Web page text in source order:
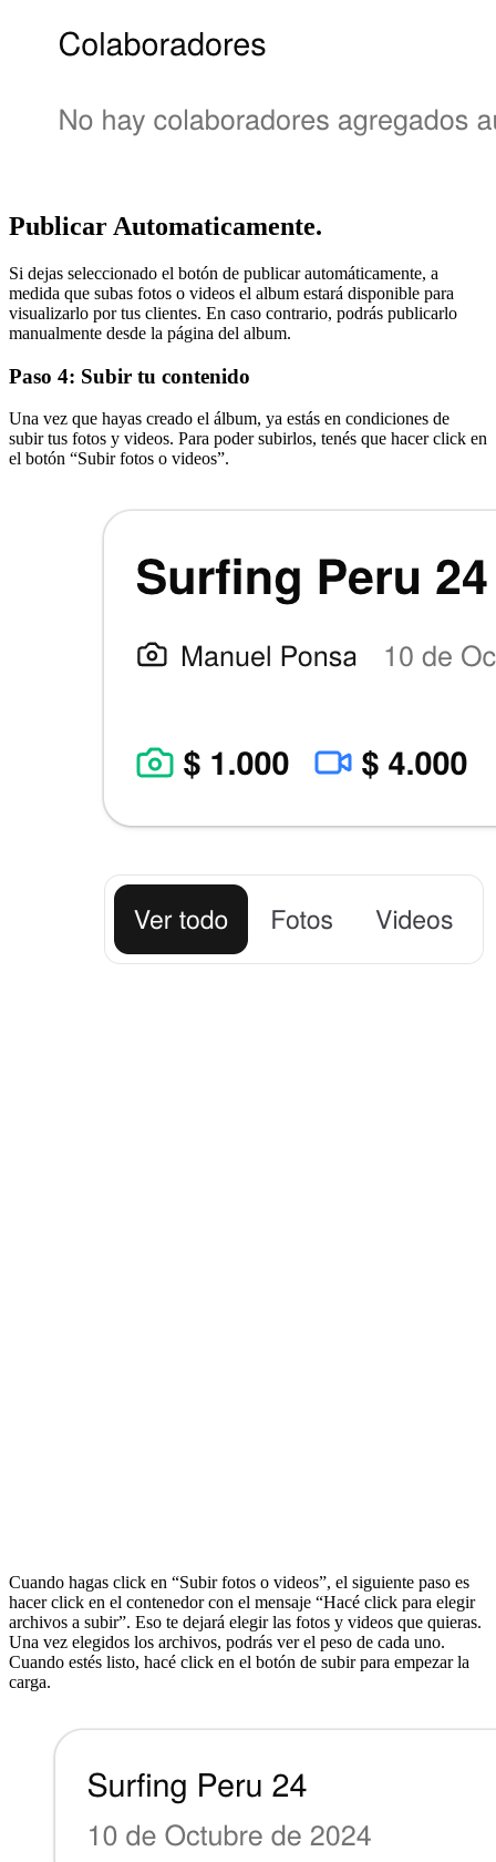
Publicar Automaticamente.
Si dejas seleccionado el botón de publicar automáticamente, a
medida que subas fotos o videos el album estará disponible para
visualizarlo por tus clientes. En caso contrario, podrás publicarlo
manualmente desde la página del album.
Paso 4: Subir tu contenido
Una vez que hayas creado el álbum, ya estás en condiciones de
subir tus fotos y videos. Para poder subirlos, tenés que hacer click en
el botón “Subir fotos o videos”.
Cuando hagas click en “Subir fotos o videos”, el siguiente paso es
hacer click en el contenedor con el mensaje “Hacé click para elegir
archivos a subir”. Eso te dejará elegir las fotos y videos que quieras.
Una vez elegidos los archivos, podrás ver el peso de cada uno.
Cuando estés listo, hacé click en el botón de subir para empezar la
carga.